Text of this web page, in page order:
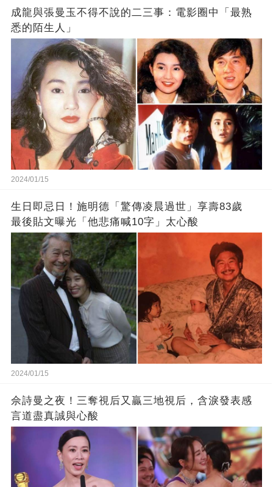
成龍與張曼玉不得不說的二三事：電影圈中「最熟
悉的陌生人」
2024/01/15
生日即忌日！施明德「驚傳凌晨過世」享壽83歲
最後貼文曝光「他悲痛喊10字」太心酸
2024/01/15
佘詩曼之夜！三奪視后又贏三地視后，含淚發表感
言道盡真誠與心酸